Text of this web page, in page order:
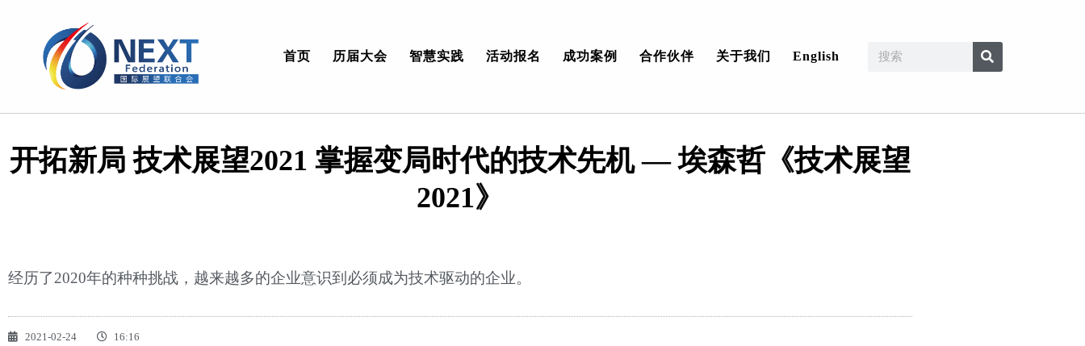
首页 历届大会 智慧实践 活动报名 成功案例 合作伙伴 关于我们 English
开拓新局 技术展望2021 掌握变局时代的技术先机 — 埃森哲《技术展望
2021》
经历了2020年的种种挑战，越来越多的企业意识到必须成为技术驱动的企业。
2021-02-24 16:16